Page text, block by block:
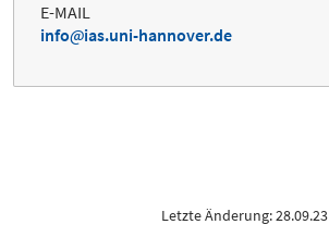
E-MAIL
info
ias.uni-hannover.de
Letzte Änderung: 28.09.23